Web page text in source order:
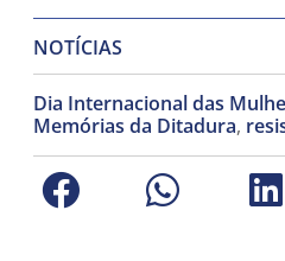
NOTÍCIAS
Dia Internacional das
Memórias da Ditadura,